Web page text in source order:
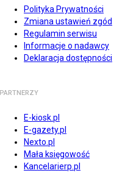
Polityka Prywatności
Zmiana ustawień zgód
Regulamin serwisu
Informacje o nadawcy
Deklaracja dostępności
PARTNERZY
E-kiosk.pl
E-gazety.pl
Nexto.pl
Mała księgowość
Kancelarierp.pl